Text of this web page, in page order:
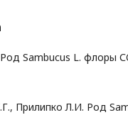
Sambucus L. флоры
Прилипко Л.И. Род